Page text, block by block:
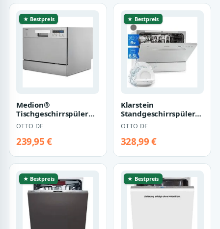
★ Bestpreis
Medion®
Tischgeschirrspüler
MD37496, 6
Maßgedecke,
mit/ohne
Wasseransc…
OTTO DE
239,95 €
★ Bestpreis
Klarstein
Standgeschirrspüler
Havasia UV 6
Geschirrspüler
freistehend…
OTTO DE
328,99 €
★ Bestpreis ★ Bestpreis